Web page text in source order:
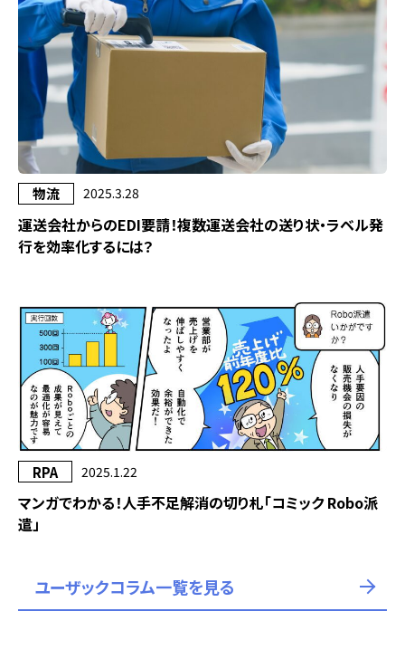
物流 2025.3.28
運送会社からのEDI要請！複数運送会社の送り状・ラベル発
行を効率化するには？
RPA 2025.1.22
マンガでわかる！人手不足解消の切り札「コミック Robo派
遣」
ユーザックコラム一覧を見る